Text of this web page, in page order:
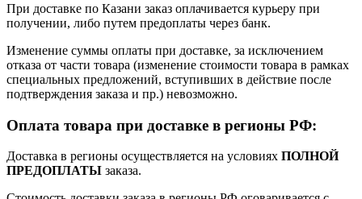
При доставке по Казани заказ оплачивается курьеру при
получении, либо путем предоплаты через банк.
Изменение суммы оплаты при доставке, за исключением
отказа от части товара (изменение стоимости товара в рамках
специальных предложений, вступивших в действие после
подтверждения заказа и пр.) невозможно.
Оплата товара при доставке в регионы РФ:
Доставка в регионы осуществляется на условиях ПОЛНОЙ
ПРЕДОПЛАТЫ заказа.